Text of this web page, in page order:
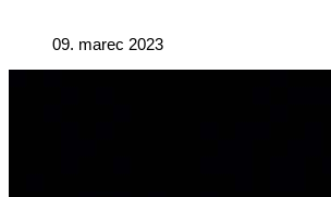
09. marec 2023